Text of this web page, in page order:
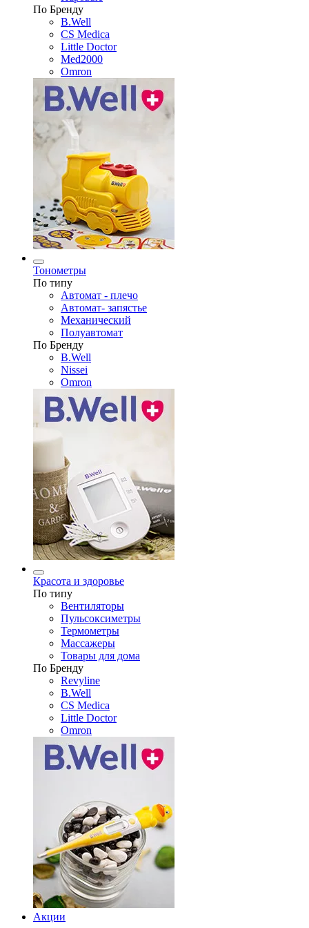
По Бренду
B.Well
CS Medica
Little Doctor
Med2000
Omron
Тонометры
По типу
Автомат - плечо
Автомат- запястье
Механический
Полуавтомат
По Бренду
B.Well
Nissei
Omron
Красота и здоровье
По типу
Вентиляторы
Пульсоксиметры
Термометры
Массажеры
Товары для дома
По Бренду
Revyline
B.Well
CS Medica
Little Doctor
Omron
Акции